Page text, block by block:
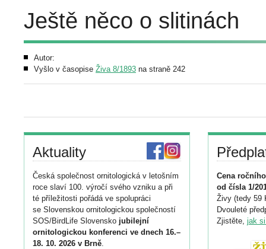
Ještě něco o slitinách
Autor:
Vyšlo v časopise Živa 8/1893 na straně 242
Aktuality
Česká společnost ornitologická v letošním
roce slaví 100. výročí svého vzniku a při
té příležitosti pořádá ve spolupráci
se Slovenskou ornitologickou společností
SOS/BirdLife Slovensko jubilejní
ornitologickou konferenci ve dnech 16.–
18. 10. 2026 v Brně.
Cena
od čísla 1/
Živy (tedy 59
Dvouleté
Zjistěte, jak